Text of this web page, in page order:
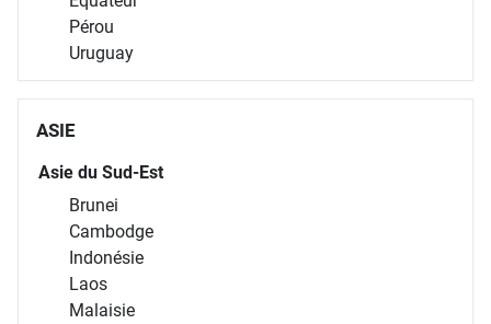
Pérou
Uruguay
ASIE
Asie du Sud-Est
Brunei
Cambodge
Indonésie
Laos
Malaisie